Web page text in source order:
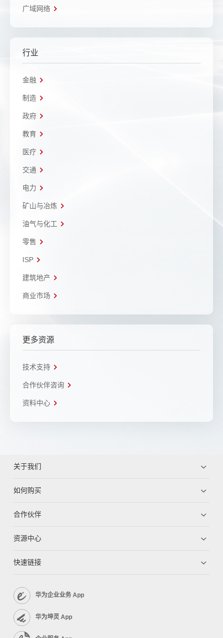
广域网络
行业
金融
制造
政府
教育
医疗
交通
电力
矿山与冶炼
油气与化工
零售
ISP
建筑地产
商业市场
更多资源
技术支持
合作伙伴咨询
资料中心
关于我们
如何购买
合作伙伴
资源中心
快速链接
华为企业业务 App
华为坤灵 App